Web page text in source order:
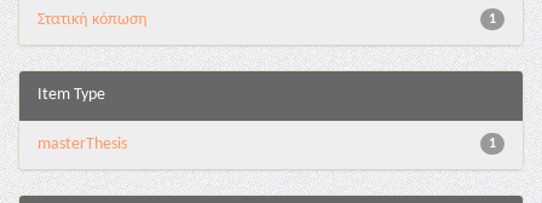
1
Στατική κόπωση
Item Type
1
masterThesis